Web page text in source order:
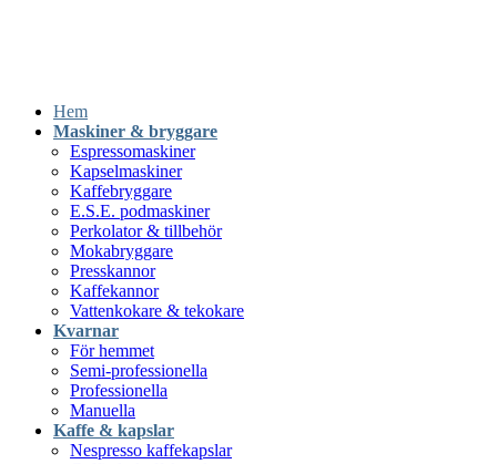
Hem
Maskiner & bryggare
Espressomaskiner
Kapselmaskiner
Kaffebryggare
E.S.E. podmaskiner
Perkolator & tillbehör
Mokabryggare
Presskannor
Kaffekannor
Vattenkokare & tekokare
Kvarnar
För hemmet
Semi-professionella
Professionella
Manuella
Kaffe & kapslar
Nespresso kaffekapslar